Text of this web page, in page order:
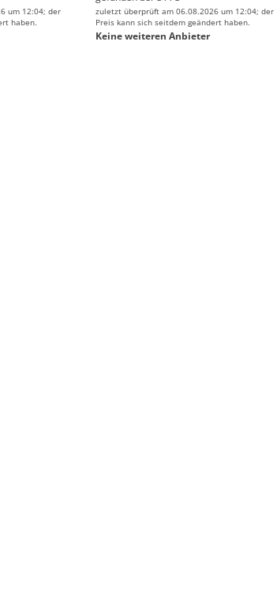
um 12:04; der
haben.
zuletzt überprüft am 06.08.2026 um 12:04; der
Preis kann sich seitdem geändert haben.
Keine weiteren Anbieter